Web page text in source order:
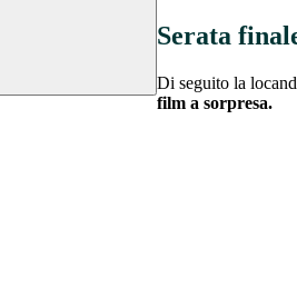
Serata
Di seguito la
film a sorpresa.